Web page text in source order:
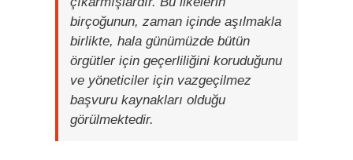
birçoğunun, zaman içinde aşılmakla
birlikte, hala günümüzde bütün
örgütler için geçerliliğini koruduğunu
ve yöneticiler için vazgeçilmez
başvuru kaynakları olduğu
görülmektedir.